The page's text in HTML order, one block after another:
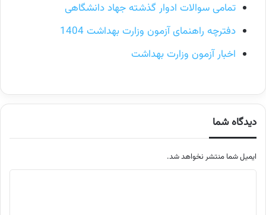
تمامی سوالات ادوار گذشته جهاد دانشگاهی
دفترچه راهنمای آزمون وزارت بهداشت 1404
اخبار آزمون وزارت بهداشت
دیدگاه شما
ایمیل شما منتشر نخواهد شد.